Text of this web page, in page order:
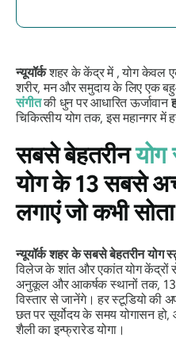
न्यूयॉर्कशहर के केंद्र में , योग केवल
शरीर, मन और समुदाय के लिए एक
संगीतकी धुन पर आधारित ऊर्जावान
चिकित्सीय योग तक, इस महानगर
सबसे बेहतरीनयोग
योग के 13 सबसे
लगाएं जो कभी
न्यूयॉर्क शहर के सबसे बेहतरीन योग
विलेज के शांत और एकांत योग
अनुकूल और आकर्षक स्थानों तक, 13
विस्तार से जानेंगे। हर स्टूडियो की
छत पर सूर्योदय के समय योगासन हो,
शैली का इन्फ्रारेड योगा।